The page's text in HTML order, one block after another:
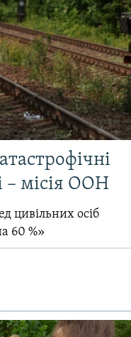
– місія ООН
цивільних осіб
60 %»